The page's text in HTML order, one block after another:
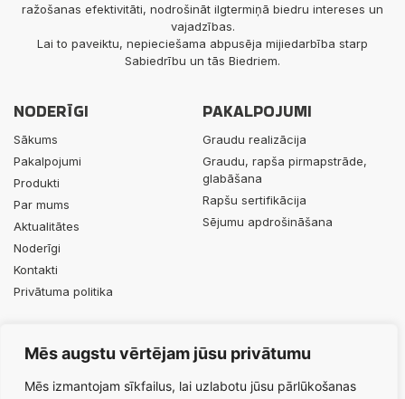
Mēs augstu vērtējam jūsu privātumu
Mēs izmantojam sīkfailus, lai uzlabotu jūsu pārlūkošanas
ražošanas efektivitāti, nodrošināt ilgtermiņā biedru intereses un
vajadzības.
Lai to paveiktu, nepieciešama abpusēja mijiedarbība starp
Sabiedrību un tās Biedriem.
NODERĪGI
Sākums
Pakalpojumi
Produkti
Par mums
Aktualitātes
Noderīgi
Kontakti
Privātuma politika
PAKALPOJUMI
Graudu realizācija
Graudu, rapša pirmapstrāde,
glabāšana
Rapšu sertifikācija
Sējumu apdrošināšana
Minerālmēsli
Augu aizsardzības līdzekļi
+371 29453063
info@durbesgrauds.lv